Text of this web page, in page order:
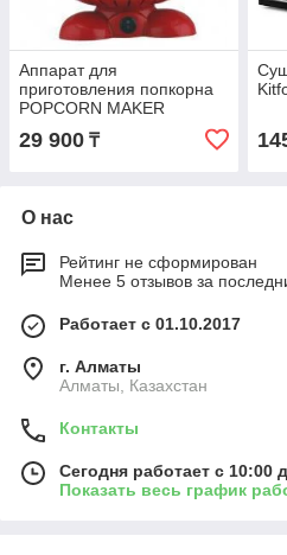
Аппарат для
приготовления попкорна
POPCORN MAKER
29 900 ₸
О нас
Рейтинг не сформирован
Менее 5 отзывов за
Работает с 01.10.2017
г. Алматы
Алматы, Казахстан
Контакты
Сегодня работает с 10:00
Показать весь график